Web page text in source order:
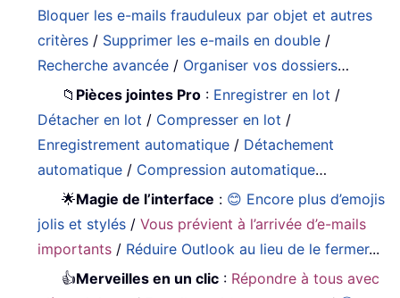
Bloquer les e-mails frauduleux par objet et autres
critères / Supprimer les e-mails en double /
Recherche avancée / Organiser vos dossiers…
📁 Pièces jointes Pro : Enregistrer en lot /
Détacher en lot / Compresser en lot /
Enregistrement automatique / Détachement
automatique / Compression automatique…
🌟Magie de l’interface : 😊 Encore plus d’emojis
jolis et stylés /Vous prévient à l’arrivée d’e-mails
importants / Réduire Outlook au lieu de le fermer...
👍Merveilles en un clic : Répondre à tous avec